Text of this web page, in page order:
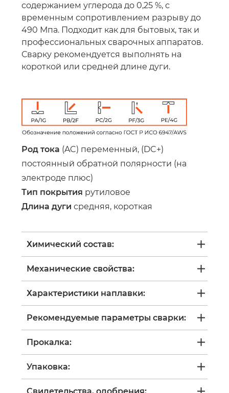
содержанием углерода до 0,25 %, с
временным сопротивлением разрыву до
490 Мпа. Подходит как для бытовых, так и
профессиональных сварочных аппаратов.
Сварку рекомендуется выполнять на
короткой или средней длине дуги.
Род тока (AC) переменный, (DC+)
постоянный обратной полярности (на
электроде плюс)
Тип покрытия рутиловое
Длина дуги средняя, короткая
Химический состав:
Механические свойства:
Характеристики наплавки:
Рекомендуемые параметры сварки:
Прокалка:
Упаковка: